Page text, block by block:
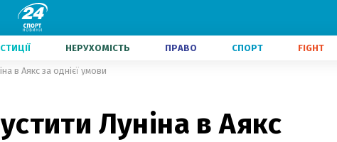
НЕРУХОМІСТЬ ПРАВО СПОРТ FIGHT
в Аякс за однієї умови
Луніна в Аякс